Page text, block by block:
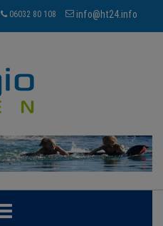
06032 80 108 info@ht24.info